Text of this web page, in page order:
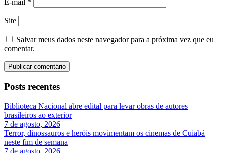
E-mail *
Site
Salvar meus dados neste navegador para a próxima vez que eu
comentar.
Posts recentes
Biblioteca Nacional abre edital para levar obras de autores
brasileiros ao exterior
7 de agosto, 2026
Terror, dinossauros e heróis movimentam os cinemas de Cuiabá
neste fim de semana
7 de agosto, 2026